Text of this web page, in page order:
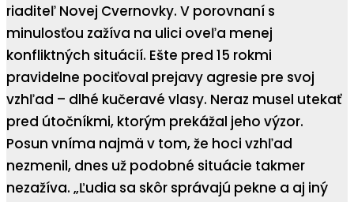
riaditeľ Novej Cvernovky. V porovnaní s
minulosťou zažíva na ulici oveľa menej
konfliktných situácií. Ešte pred 15 rokmi
pravidelne pociťoval prejavy agresie pre svoj
vzhľad – dlhé kučeravé vlasy. Neraz musel utekať
pred útočníkmi, ktorým prekážal jeho výzor.
Posun vníma najmä v tom, že hoci vzhľad
nezmenil, dnes už podobné situácie takmer
nezažíva. „Ľudia sa skôr správajú pekne a aj iný